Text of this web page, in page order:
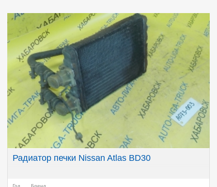
Радиатор печки Nissan Atlas BD30
Год Бренд